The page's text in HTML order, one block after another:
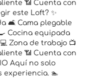
📶 Cuenta con
este Loft? ✨
🛋 Cama plegable
Cocina equipada
Zona de trabajo 📺
📶 Cuenta con
Aquí no solo
experiencia. 🏊